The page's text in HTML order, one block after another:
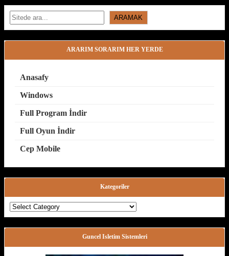
Search ARAMAK
ARARIM SORARIM HER YERDE
Anasafy
Windows
Full Program İndir
Full Oyun İndir
Cep Mobile
Kategoriler
Kategoriler
Guncel Isletim Sistemleri